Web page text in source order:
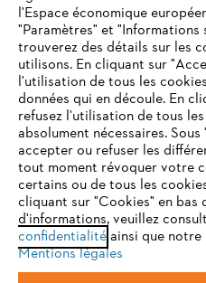
Politique de protection des
Mentions légales Cookies
Informations juridiques
STIHL VERTRIEBS AG, 8617
VOTRE
N'EST PLUS PRIS
Vous utilisez un navigateur
en charge, et certaines
peuvent fonctionner
optimale de notre site, nous
l'un des navigateurs suivants :
firefox
l'Espace économique
"Paramètres" et "Informations
trouverez des détails sur les
utilisons. En cliquant sur
l'utilisation de tous les
données qui en découle. En
refusez l'utilisation de tous
absolument nécessaires.
accepter ou refuser les
tout moment révoquer votre
certains ou de tous les
cliquant sur "Cookies" en bas
d'informations, veuillez
confidentialitéainsi que notre
Mentions légales